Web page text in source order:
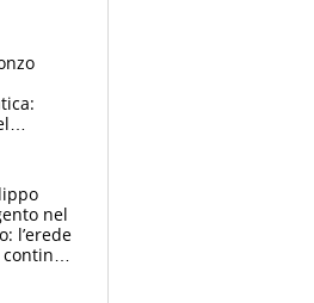
nel
l’erede